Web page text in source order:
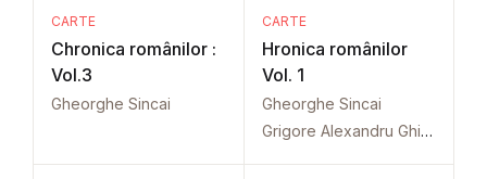
CARTE
Chronica românilor :
Vol.3
Gheorghe Sincai
CARTE
Hronica românilor
Vol. 1
Gheorghe Sincai
Grigore Alexandru Ghica